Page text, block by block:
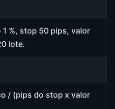
1 %, stop 50 pips, valor
lote.
/ (pips do stop x valor